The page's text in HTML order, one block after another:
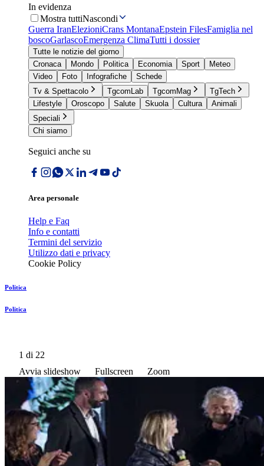
In evidenza
Mostra tuttiNascondi
Guerra IranElezioniCrans MontanaEpstein FilesFamiglia nel
boscoGarlascoEmergenza ClimaTutti i dossier
Tutte le notizie del giorno
Cronaca
Mondo Politica Economia Sport
Meteo
Video
Foto Infografiche
Schede
Tv & Spettacolo
TgcomLab TgcomMag
TgTech
Lifestyle
Oroscopo Salute Skuola Cultura
Animali
Speciali
Chi siamo
Seguici anche su
Area personale
Help e Faq
Info e contatti
Termini del servizio
Utilizzo dati e privacy
Cookie Policy
Politica
Politica
1 di 22
Avvia slideshow
Fullscreen Zoom